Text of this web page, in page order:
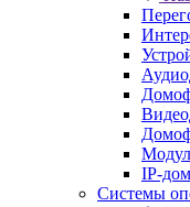
IP-
Системы